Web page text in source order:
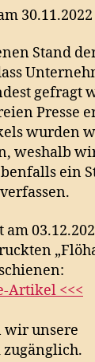
30.11.2022
Stand
gefragt
Presse
wurden
weshalb
ein
Artikel <<<
unsere